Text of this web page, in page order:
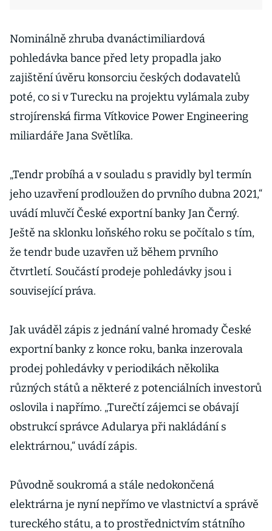
Nominálně zhruba dvanáctimiliardová
pohledávka bance před lety propadla jako
zajištění úvěru konsorciu českých dodavatelů
poté, co si v Turecku na projektu vylámala zuby
strojírenská firma Vítkovice Power Engineering
miliardáře Jana Světlíka.
„Tendr probíhá a v souladu s pravidly byl termín
jeho uzavření prodloužen do prvního dubna 2021,“
uvádí mluvčí České exportní banky Jan Černý.
Ještě na sklonku loňského roku se počítalo s tím,
že tendr bude uzavřen už během prvního
čtvrtletí. Součástí prodeje pohledávky jsou i
související práva.
Jak uváděl zápis z jednání valné hromady České
exportní banky z konce roku, banka inzerovala
prodej pohledávky v periodikách několika
různých států a některé z potenciálních investorů
oslovila i napřímo. „Turečtí zájemci se obávají
obstrukcí správce Adularya při nakládání s
elektrárnou,“ uvádí zápis.
Původně soukromá a stále nedokončená
elektrárna je nyní nepřímo ve vlastnictví a správě
tureckého státu, a to prostřednictvím státního